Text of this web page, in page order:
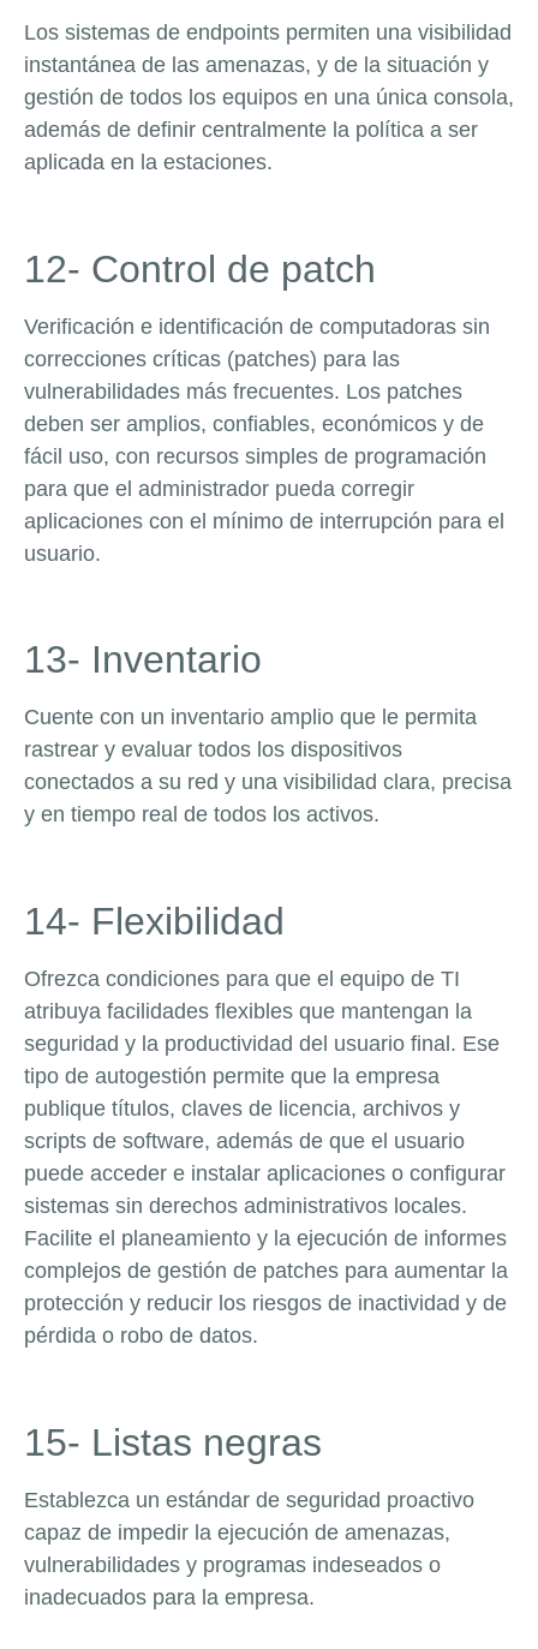
Los sistemas de endpoints permiten una visibilidad
instantánea de las amenazas, y de la situación y
gestión de todos los equipos en una única consola,
además de definir centralmente la política a ser
aplicada en la estaciones.
12- Control de patch
Verificación e identificación de computadoras sin
correcciones críticas (patches) para las
vulnerabilidades más frecuentes. Los patches
deben ser amplios, confiables, económicos y de
fácil uso, con recursos simples de programación
para que el administrador pueda corregir
aplicaciones con el mínimo de interrupción para el
usuario.
13- Inventario
Cuente con un inventario amplio que le permita
rastrear y evaluar todos los dispositivos
conectados a su red y una visibilidad clara, precisa
y en tiempo real de todos los activos.
14- Flexibilidad
Ofrezca condiciones para que el equipo de TI
atribuya facilidades flexibles que mantengan la
seguridad y la productividad del usuario final. Ese
tipo de autogestión permite que la empresa
publique títulos, claves de licencia, archivos y
scripts de software, además de que el usuario
puede acceder e instalar aplicaciones o configurar
sistemas sin derechos administrativos locales.
Facilite el planeamiento y la ejecución de informes
complejos de gestión de patches para aumentar la
protección y reducir los riesgos de inactividad y de
pérdida o robo de datos.
15- Listas negras
Establezca un estándar de seguridad proactivo
capaz de impedir la ejecución de amenazas,
vulnerabilidades y programas indeseados o
inadecuados para la empresa.